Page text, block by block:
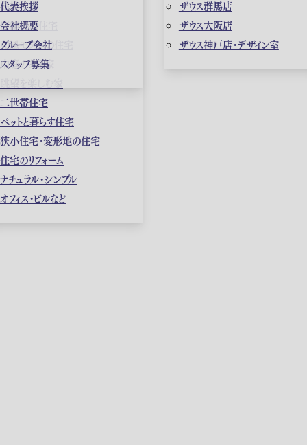
高級住宅
店舗併用住宅
和風モダンの住宅
中庭のある家
二世帯住宅
ペットと暮らす住宅
狭小住宅・変形地の住宅
住宅のリフォーム
ナチュラル・シンプル
オフィス・ビルなど
代表挨拶
会社概要
グループ会社
スタッフ募集
ザウス群馬店
ザウス大阪店
ザウス神戸店・デザイン室